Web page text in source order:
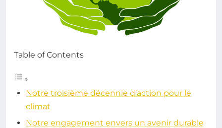
Table of Contents
Notre troisième décennie d’action pour le
climat
Notre engagement envers un avenir durable